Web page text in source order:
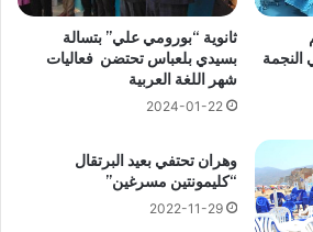
بحي النجمة
ثانوية “بورومي علي” بتسالة
بسيدي بلعباس تحتضن فعاليات
شهر اللغة العربية
2024-01-22
وهران تحتفي بعيد البرتقال
“كليمونتين مسرغين”
2022-11-29